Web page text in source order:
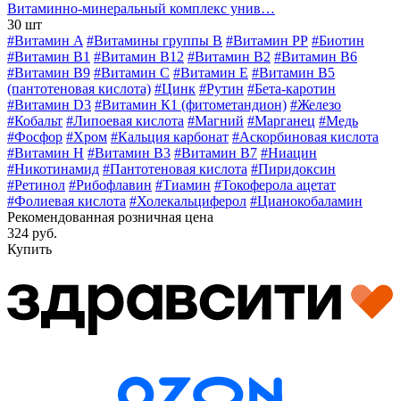
Витаминно-минеральный комплекс унив…
30 шт
#Витамин A #Витамины группы В #Витамин РР #Биотин
#Витамин B1 #Витамин B12 #Витамин B2 #Витамин B6
#Витамин B9 #Витамин C #Витамин E #Витамин В5
(пантотеновая кислота) #Цинк #Рутин #Бета-каротин
#Витамин D3 #Витамин К1 (фитометандион) #Железо
#Кобальт #Липоевая кислота #Магний #Марганец #Медь
#Фосфор #Хром #Кальция карбонат #Аскорбиновая кислота
#Витамин H #Витамин В3 #Витамин В7 #Ниацин
#Никотинамид #Пантотеновая кислота #Пиридоксин
#Ретинол #Рибофлавин #Тиамин #Токоферола ацетат
#Фолиевая кислота #Холекальциферол #Цианокобаламин
Рекомендованная розничная цена
324 руб.
Купить